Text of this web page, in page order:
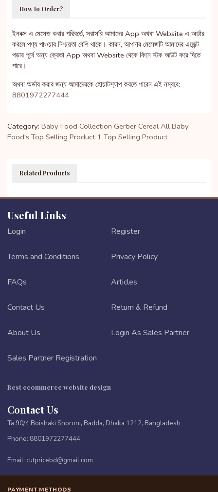
How to Order?
ইনবক্স এ মেসেজ করার পরিবর্তে, সরাসরি আমাদের App অথবা Website এ অর্ডার
করলে পণ্য পাওয়ার নিশ্চয়তা বেশি থাকে। কারন, আপনার মেসেজটি আমাদের এজেন্ট
পড়ার পূর্বে অন্য ক্রেতা App অথবা Website থেকে কিনে স্টক আউট করে দিতে
পারে।
অথবা অর্ডার করার জন্য আমাদেরকে হোয়াটস্যাপ করতে পারেন এই নম্বরে:
8801972277444
Category: Baby Food Collection Gerber Cereal All Baby
Food's Top Selling Product 1 Top Selling Product
Related Products
Useful Links
Login Register
Terms and Conditions Privacy Policy
FAQs Articles
Contact Us Return & Refund
About Us Login As Sales Partner
Sales Partner Registration
Best ecommerce website design
Contact Us
Ta 90/4 Boishaki Shoroni, Badda, Dhaka 1212, Bangladesh
Phone: 8801972277444
Email: cutpricebd@gmail.com
PAYMENT METHODS